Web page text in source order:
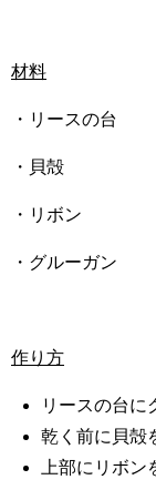
材料
・リースの台
・貝殻
・リボン
・グルーガン
作り方
リースの台に
乾く前に貝殻
上部にリボン